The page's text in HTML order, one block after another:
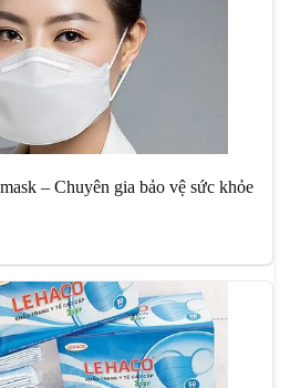
– Chuyên gia bảo vệ sức khỏe